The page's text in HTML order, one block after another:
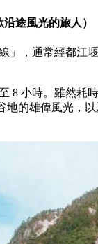
途風光的旅人）
」，通常經都江
8 小時。雖然耗
地的雄偉風光，